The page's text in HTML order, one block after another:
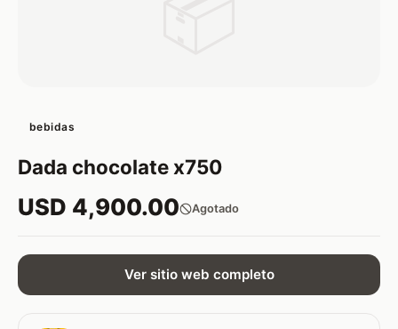
bebidas
Dada chocolate x750
USD 4,900.00 Agotado
Ver sitio web completo